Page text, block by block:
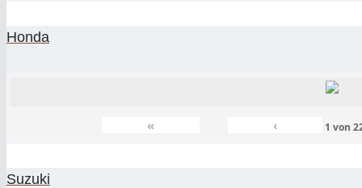
Honda
« ‹ 1 von
Suzuki